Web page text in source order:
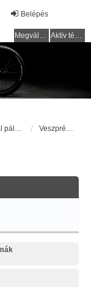
Belépés
Megválaszolatlan témák Aktív témák